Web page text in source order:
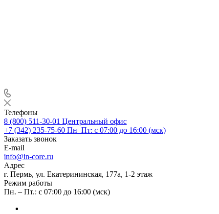
Телефоны
8 (800) 511-30-01 Центральный офис
+7 (342) 235-75-60 Пн–Пт: с 07:00 до 16:00 (мск)
Заказать звонок
E-mail
info@in-core.ru
Адрес
г. Пермь, ул. ​Екатерининская, 177а, ​1-2 этаж
Режим работы
Пн. – Пт.: с 07:00 до 16:00 (мск)